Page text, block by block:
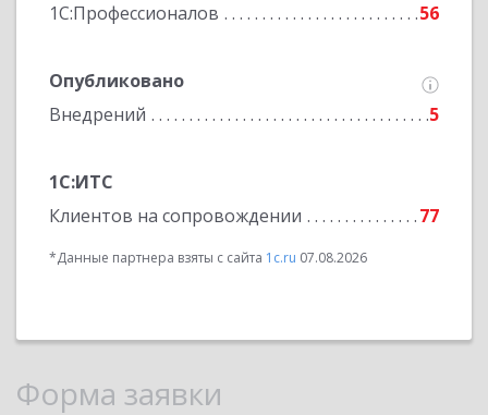
1С:Профессионалов
56
Опубликовано
Внедрений
5
1С:ИТС
Клиентов на сопровождении
77
*Данные партнера взяты с сайта 1c.ru 07.08.2026
Форма заявки